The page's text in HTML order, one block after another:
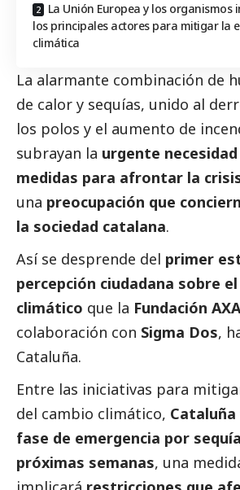
La Unión Europea y los organismos
los principales actores para mitigar la
climática
La alarmante combinación de
de calor y sequías, unido al
los polos y el aumento de
subrayan la urgente
medidas para afrontar la
una preocupación que
la sociedad catalana.
Así se desprende del primer
percepción ciudadana sobre
climático que la Fundación AXA
colaboración con Sigma Dos,
Cataluña.
Entre las iniciativas para
del cambio climático,
fase de emergencia por
próximas semanas, una